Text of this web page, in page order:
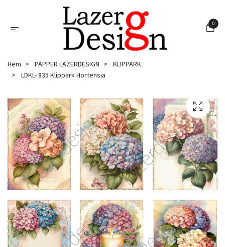
0
Hem PAPPER LAZERDESIGN
KLIPPARK
LDKL- 835 Klippark Hortensia